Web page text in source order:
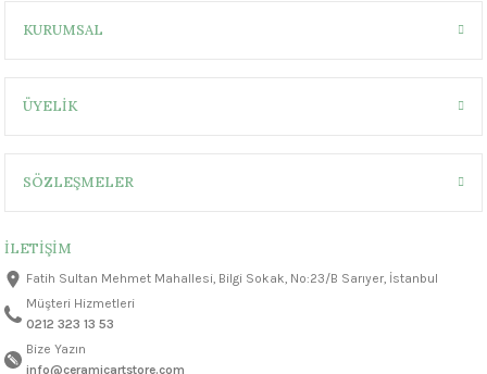
KURUMSAL
ÜYELİK
SÖZLEŞMELER
İLETİŞİM
Fatih Sultan Mehmet Mahallesi, Bilgi Sokak, No:23/B Sarıyer, İstanbul
Müşteri Hizmetleri
0212 323 13 53
Bize Yazın
info@ceramicartstore.com